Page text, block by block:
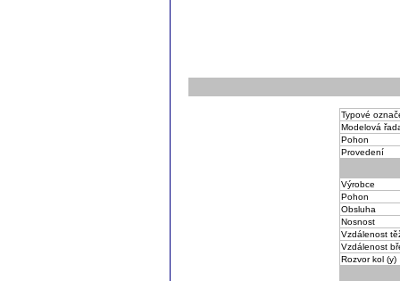
Typové
Modelová
Pohon
Provedení
Výrobce
Pohon
Obsluha
Nosnost
Vzdálenost
Vzdálenost
Rozvor kol (y)